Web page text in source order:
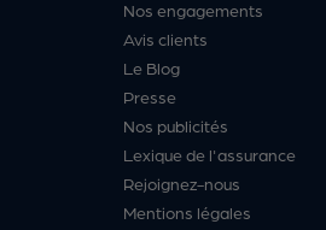
Nos engagements
Avis clients
Le Blog
Presse
Nos publicités
Lexique de l'assurance
Rejoignez-nous
Mentions légales